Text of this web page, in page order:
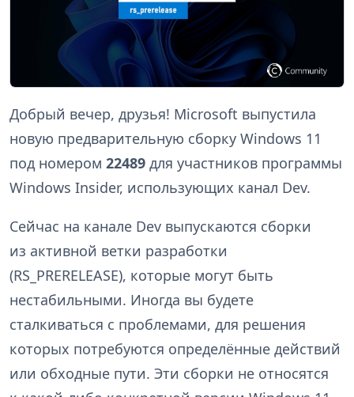
Добрый вечер, друзья! Microsoft выпустила
новую предварительную сборку Windows 11
под номером 22489 для участников программы
Windows Insider, использующих канал Dev.
Сейчас на канале Dev выпускаются сборки
из активной ветки разработки
(RS_PRERELEASE), которые могут быть
нестабильными. Иногда вы будете
сталкиваться с проблемами, для решения
которых потребуются определённые действий
или обходные пути. Эти сборки не относятся